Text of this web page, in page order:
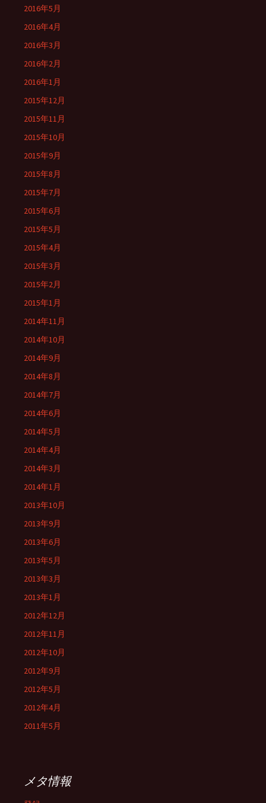
2016年5月
2016年4月
2016年3月
2016年2月
2016年1月
2015年12月
2015年11月
2015年10月
2015年9月
2015年8月
2015年7月
2015年6月
2015年5月
2015年4月
2015年3月
2015年2月
2015年1月
2014年11月
2014年10月
2014年9月
2014年8月
2014年7月
2014年6月
2014年5月
2014年4月
2014年3月
2014年1月
2013年10月
2013年9月
2013年6月
2013年5月
2013年3月
2013年1月
2012年12月
2012年11月
2012年10月
2012年9月
2012年5月
2012年4月
2011年5月
メタ情報